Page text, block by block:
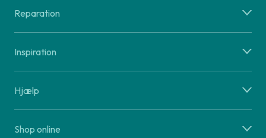
Reparation
Inspiration
Hjælp
Shop online